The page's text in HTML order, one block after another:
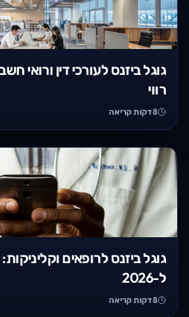
גוגל ביזנס לעורכי דין ורואי
רווי
8דקות קריאה
גוגל ביזנס לרופאים
ל-2026
8דקות קריאה